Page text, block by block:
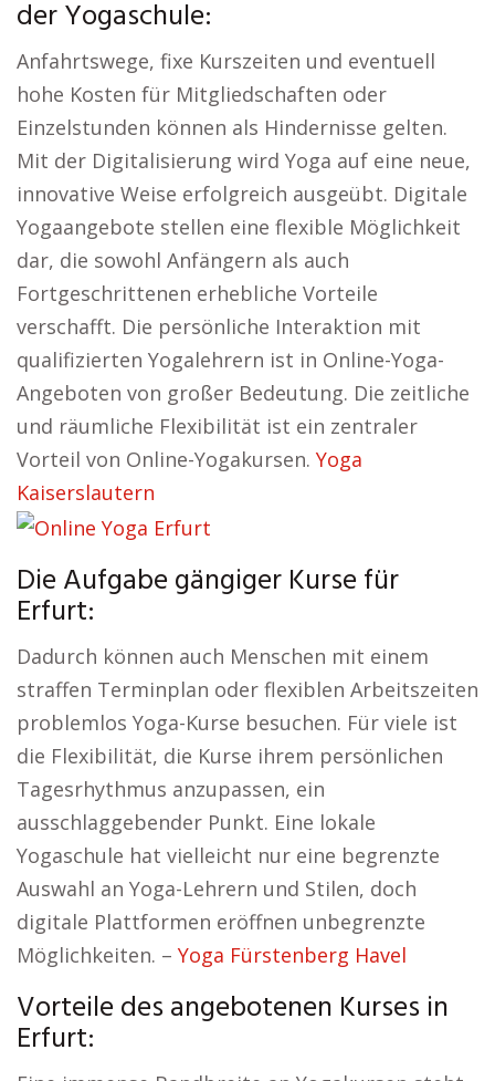
der Yogaschule:
Anfahrtswege, fixe Kurszeiten und eventuell
hohe Kosten für Mitgliedschaften oder
Einzelstunden können als Hindernisse gelten.
Mit der Digitalisierung wird Yoga auf eine neue,
innovative Weise erfolgreich ausgeübt. Digitale
Yogaangebote stellen eine flexible Möglichkeit
dar, die sowohl Anfängern als auch
Fortgeschrittenen erhebliche Vorteile
verschafft. Die persönliche Interaktion mit
qualifizierten Yogalehrern ist in Online-Yoga-
Angeboten von großer Bedeutung. Die zeitliche
und räumliche Flexibilität ist ein zentraler
Vorteil von Online-Yogakursen. Yoga
Kaiserslautern
Die Aufgabe gängiger Kurse für
Erfurt:
Dadurch können auch Menschen mit einem
straffen Terminplan oder flexiblen Arbeitszeiten
problemlos Yoga-Kurse besuchen. Für viele ist
die Flexibilität, die Kurse ihrem persönlichen
Tagesrhythmus anzupassen, ein
ausschlaggebender Punkt. Eine lokale
Yogaschule hat vielleicht nur eine begrenzte
Auswahl an Yoga-Lehrern und Stilen, doch
digitale Plattformen eröffnen unbegrenzte
Möglichkeiten. – Yoga Fürstenberg Havel
Vorteile des angebotenen Kurses in
Erfurt: